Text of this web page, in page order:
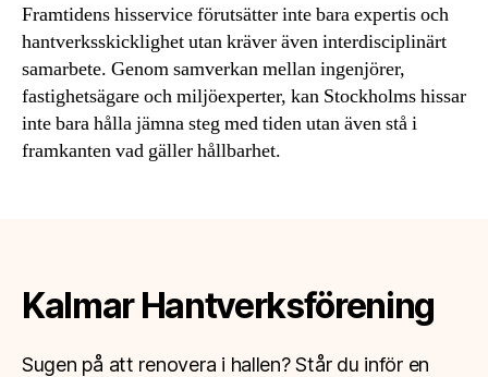
Framtidens hisservice förutsätter inte bara expertis och
hantverksskicklighet utan kräver även interdisciplinärt
samarbete. Genom samverkan mellan ingenjörer,
fastighetsägare och miljöexperter, kan Stockholms hissar
inte bara hålla jämna steg med tiden utan även stå i
framkanten vad gäller hållbarhet.
Kalmar Hantverksförening
Sugen på att renovera i hallen? Står du inför en